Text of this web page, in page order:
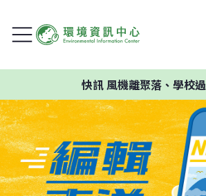
快訊風機離聚落、學校過